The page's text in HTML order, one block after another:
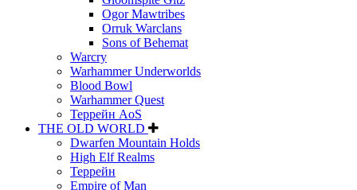
Ogor Mawtribes
Orruk Warclans
Sons of Behemat
Warcry
Warhammer Underworlds
Blood Bowl
Warhammer Quest
Террейн AoS
THE OLD WORLD
Dwarfen Mountain Holds
High Elf Realms
Террейн
Empire of Man